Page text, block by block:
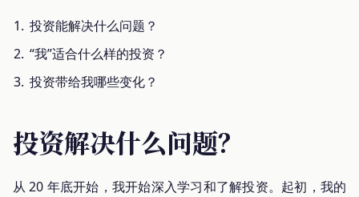
投资能解决什么问题？
“我”适合什么样的投资？
投资带给我哪些变化？
投资解决什么问题？
从 20 年底开始，我开始深入学习和了解投资。起初，我的